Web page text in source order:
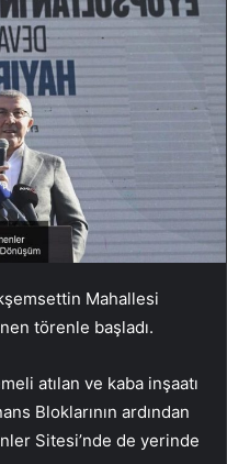
Mahallesi
törenle başladı.
atılan ve kaba inşaatı
Bloklarının ardından
Sitesi’nde de yerinde